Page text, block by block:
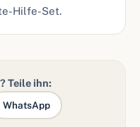
Hilfe-Set.
Teile ihn:
WhatsApp